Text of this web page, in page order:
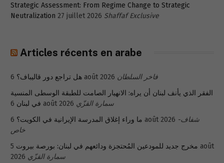
Strategic Assessment: From Regime Change to Strategic
Neutralization 27 juillet 2026 Shaffaf Exclusive
Articles récents en arabe
هل تراجع دور قاليباف؟ 6 août 2026 فاخر السلطان
الفقر الذي يأنف لبنان أن يراه: الانهيار الصامت للطبقة الوسطى المنسية
في لبنان 6 août 2026 سمارة القزّي
ما وراء إغلاق المدرسة الإيرانية في الكويت؟ 6 août 2026 شفاف-
خاص
مخرج جديد للمودعين المُحتجزة ودائعهم في لبنان: بورصة بيروت 5 août
2026 سمارة القزّي